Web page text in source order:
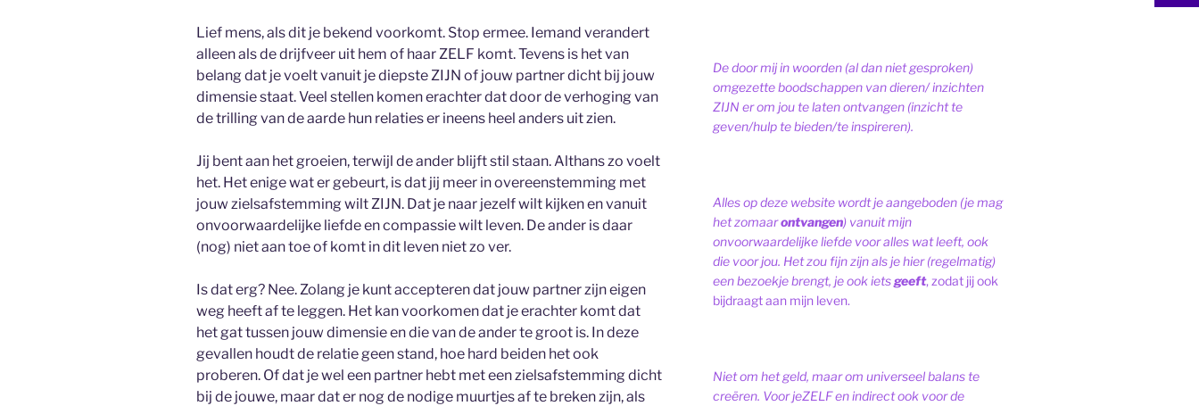
Lief mens, als dit je bekend voorkomt. Stop ermee. Iemand verandert
alleen als de drijfveer uit hem of haar ZELF komt. Tevens is het van
belang dat je voelt vanuit je diepste ZIJN of jouw partner dicht bij jouw
dimensie staat. Veel stellen komen erachter dat door de verhoging van
de trilling van de aarde hun relaties er ineens heel anders uit zien.
Jij bent aan het groeien, terwijl de ander blijft stil staan. Althans zo voelt
het. Het enige wat er gebeurt, is dat jij meer in overeenstemming met
jouw zielsafstemming wilt ZIJN. Dat je naar jezelf wilt kijken en vanuit
onvoorwaardelijke liefde en compassie wilt leven. De ander is daar
(nog) niet aan toe of komt in dit leven niet zo ver.
Is dat erg? Nee. Zolang je kunt accepteren dat jouw partner zijn eigen
weg heeft af te leggen. Het kan voorkomen dat je erachter komt dat
het gat tussen jouw dimensie en die van de ander te groot is. In deze
gevallen houdt de relatie geen stand, hoe hard beiden het ook
proberen. Of dat je wel een partner hebt met een zielsafstemming dicht
bij de jouwe, maar dat er nog de nodige muurtjes af te breken zijn, als
De door mij in woorden (al dan niet gesproken)
omgezette boodschappen van dieren/ inzichten
ZIJN er om jou te laten ontvangen (inzicht te
geven/hulp te bieden/te inspireren).
Alles op deze website wordt je aangeboden (je mag
het zomaarontvangen) vanuit mijn
onvoorwaardelijke liefde voor alles wat leeft, ook
die voor jou. Het zou fijn zijn als je hier (regelmatig)
een bezoekje brengt, je ook ietsgeeft, zodat jij ook
bijdraagt aan mijn leven.
Niet om het geld, maar om universeel balans te
creëren. Voor jeZELF en indirect ook voor de